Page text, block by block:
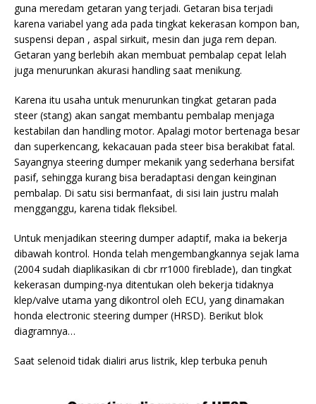
guna meredam getaran yang terjadi. Getaran bisa terjadi
karena variabel yang ada pada tingkat kekerasan kompon ban,
suspensi depan , aspal sirkuit, mesin dan juga rem depan.
Getaran yang berlebih akan membuat pembalap cepat lelah
juga menurunkan akurasi handling saat menikung.
Karena itu usaha untuk menurunkan tingkat getaran pada
steer (stang) akan sangat membantu pembalap menjaga
kestabilan dan handling motor. Apalagi motor bertenaga besar
dan superkencang, kekacauan pada steer bisa berakibat fatal.
Sayangnya steering dumper mekanik yang sederhana bersifat
pasif, sehingga kurang bisa beradaptasi dengan keinginan
pembalap. Di satu sisi bermanfaat, di sisi lain justru malah
mengganggu, karena tidak fleksibel.
Untuk menjadikan steering dumper adaptif, maka ia bekerja
dibawah kontrol. Honda telah mengembangkannya sejak lama
(2004 sudah diaplikasikan di cbr rr1000 fireblade), dan tingkat
kekerasan dumping-nya ditentukan oleh bekerja tidaknya
klep/valve utama yang dikontrol oleh ECU, yang dinamakan
honda electronic steering dumper (HRSD). Berikut blok
diagramnya…
Saat selenoid tidak dialiri arus listrik, klep terbuka penuh